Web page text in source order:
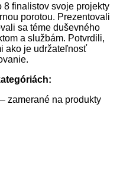
finalistov svoje projekty
porotou. Prezentovali
sa téme duševného
a službám. Potvrdili,
ako je udržateľnosť
zamerané na produkty